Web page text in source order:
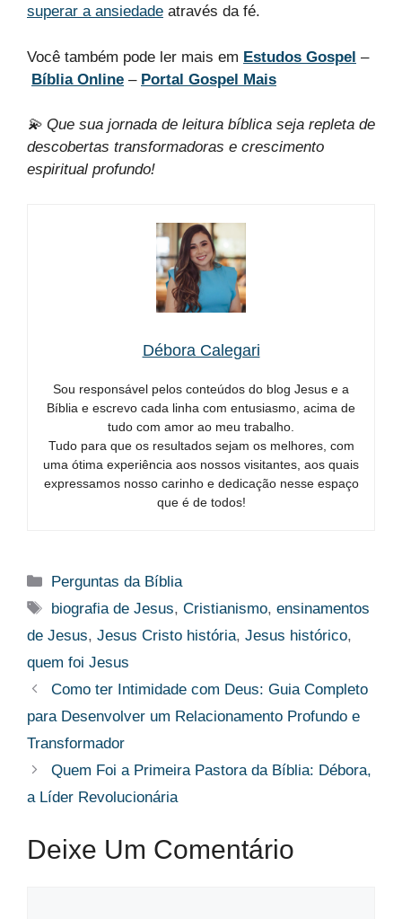
superar a ansiedade através da fé.
Você também pode ler mais em Estudos Gospel –
Bíblia Online – Portal Gospel Mais
💫 Que sua jornada de leitura bíblica seja repleta de
descobertas transformadoras e crescimento
espiritual profundo!
Débora Calegari
Sou responsável pelos conteúdos do blog Jesus e a
Bíblia e escrevo cada linha com entusiasmo, acima de
tudo com amor ao meu trabalho.
Tudo para que os resultados sejam os melhores, com
uma ótima experiência aos nossos visitantes, aos quais
expressamos nosso carinho e dedicação nesse espaço
que é de todos!
Categorias
Perguntas da Bíblia
Tags
biografia de Jesus,Cristianismo,ensinamentos
de Jesus, Jesus Cristo história, Jesus histórico,
quem foi Jesus
Como ter Intimidade com Deus: Guia Completo
para Desenvolver um Relacionamento Profundo e
Transformador
Quem Foi a Primeira Pastora da Bíblia: Débora,
a Líder Revolucionária
Deixe Um Comentário